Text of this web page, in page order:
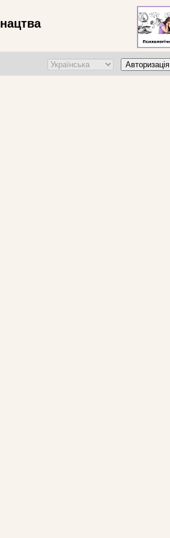
Авторизація